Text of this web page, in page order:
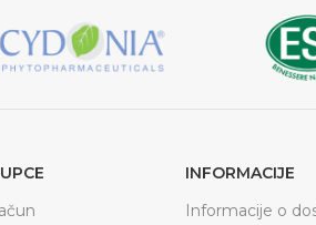
INFORMACIJE
Informacije o